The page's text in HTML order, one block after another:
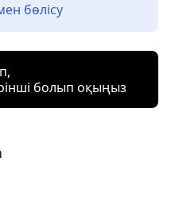
бөлісу
болып оқыңыз